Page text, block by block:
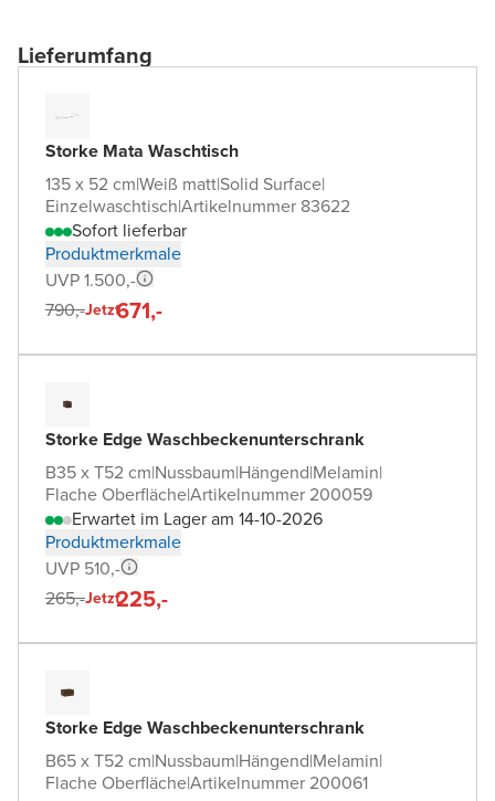
Lieferumfang
Storke Mata Waschtisch
135 x 52 cm|Weiß matt|Solid Surface|
Einzelwaschtisch|Artikelnummer 83622
Sofort lieferbar
Produktmerkmale
UVP 1.500,-
790,-Jetzt671,-
Storke Edge Waschbeckenunterschrank
B35 x T52 cm|Nussbaum|Hängend|Melamin|
Flache Oberfläche|Artikelnummer 200059
Erwartet im Lager am 14-10-2026
Produktmerkmale
UVP 510,-
265,-Jetzt225,-
Storke Edge Waschbeckenunterschrank
B65 x T52 cm|Nussbaum|Hängend|Melamin|
Flache Oberfläche|Artikelnummer 200061